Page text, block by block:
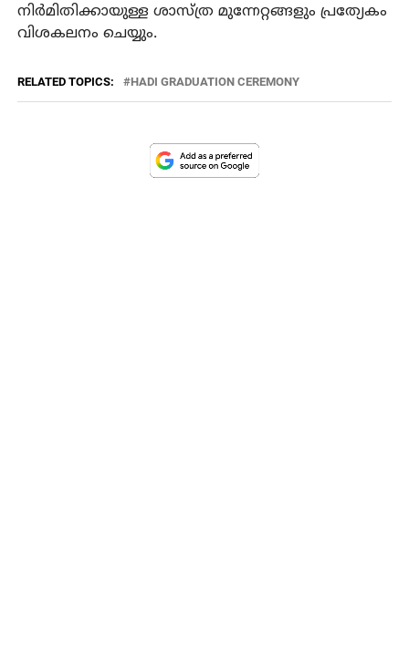
നിർമിതിക്കായുള്ള ശാസ്ത്ര മുന്നേറ്റങ്ങളും പ്രത്യേകം
വിശകലനം ചെയ്യും.
RELATED TOPICS: HADI GRADUATION CEREMONY